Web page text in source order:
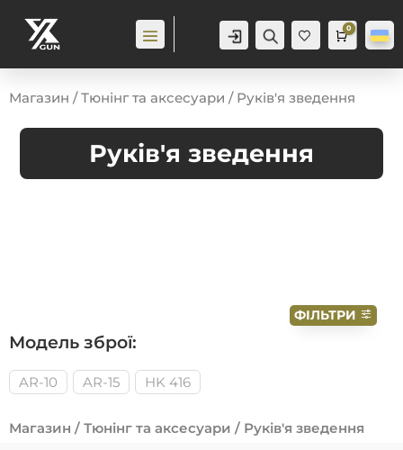
АккаунтПошук
Ба
жа
0
Cart
0
0,0
Магазин /Тюнінг та аксесуари / Руків'я зведення
Руків'я зведення
ФІЛЬТРИ
Модель зброї:
AR-10 AR-15 HK 416
Магазин / Тюнінг та аксесуари / Руків'я зведення